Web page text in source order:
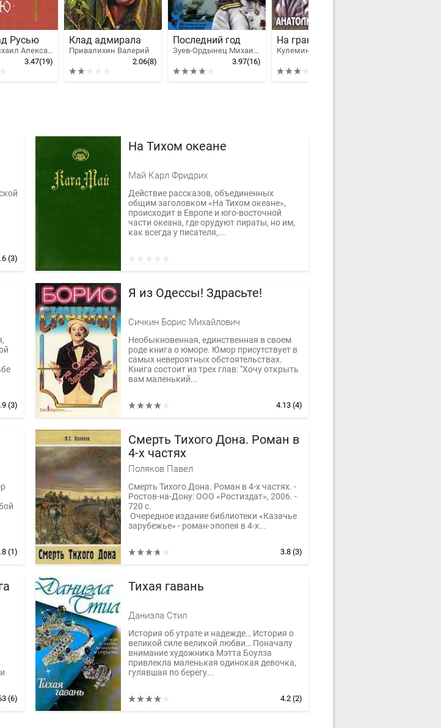
Русью
Рапов Михаил Александрович
3.47(19)
Клад адмирала
Привалихин Валерий
2.06(8)
Последний год
Зуев-Ордынец Михаил Ефимович
3.97(16)
(3)
На Тихом океане
Май Карл Фридрих
Действие рассказов, объединенных
общим заголовком «На Тихом океане»,
происходит в Европе и юго-восточной
части океана, где орудуют пираты, но им,
как всегда у писателя,...
(3)
Я из Одессы! Здрасьте!
Сичкин Борис Михайлович
Необыкновенная, единственная в своем
роде книга о юморе. Юмор присутствует в
самых невероятных обстоятельствах.
Книга состоит из трех глав: "Хочу открыть
вам маленький...
4.13(4)
(1)
Смерть Тихого Дона. Роман в
4-х частях
Поляков Павел
Смерть Тихого Дона. Роман в 4-х частях. -
Ростов-на-Дону: ООО «Ростиздат», 2006. -
720 с.
Очередное издание библиотеки «Казачье
зарубежье» - роман-эпопея в 4-х...
3.8(3)
(6)
Тихая гавань
Даниэла Стил
История об утрате и надежде… История о
великой силе великой любви… Поначалу
внимание художника Мэтта Боулза
привлекла маленькая одинокая девочка,
гулявшая по берегу...
4.2(2)